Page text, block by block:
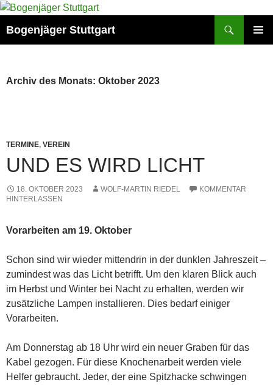
Zum
springen
Bogenjäger Stuttgart
Archiv des Monats: Oktober 2023
TERMINE, VEREIN
UND ES WIRD LICHT
18. OKTOBER 2023 WOLF-MARTIN RIEDEL
KOMMENTAR
HINTERLASSEN
Vorarbeiten am 19. Oktober
Schon sind wir wieder mittendrin in der dunklen Jahreszeit –
zumindest was das Licht betrifft. Um den klaren Blick auch
im Herbst und Winter bei Nacht zu erhalten, werden wir
zusätzliche Lampen installieren. Dies bedarf einiger
Vorarbeiten.
Am Donnerstag ab 18 Uhr wird ein neuer Graben für das
Kabel gezogen. Für diese Knochenarbeit werden viele
Helfer gebraucht. Jeder, der eine Spitzhacke schwingen